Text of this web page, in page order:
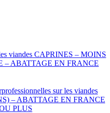
viandes CAPRINES – MOINS
– ABATTAGE EN FRANCE
sur les viandes
– ABATTAGE EN FRANCE
PLUS